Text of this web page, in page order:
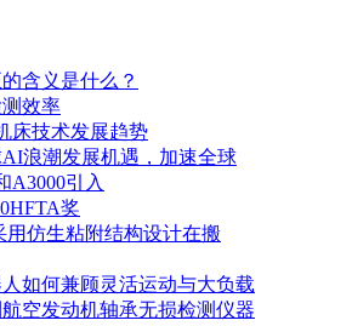
含义是什么？
效率
床技术发展趋势
浪潮发展机遇，加速全球
A3000引入
奖
用仿生粘附结构设计在搬
如何兼顾灵活运动与大负载
空发动机轴承无损检测仪器